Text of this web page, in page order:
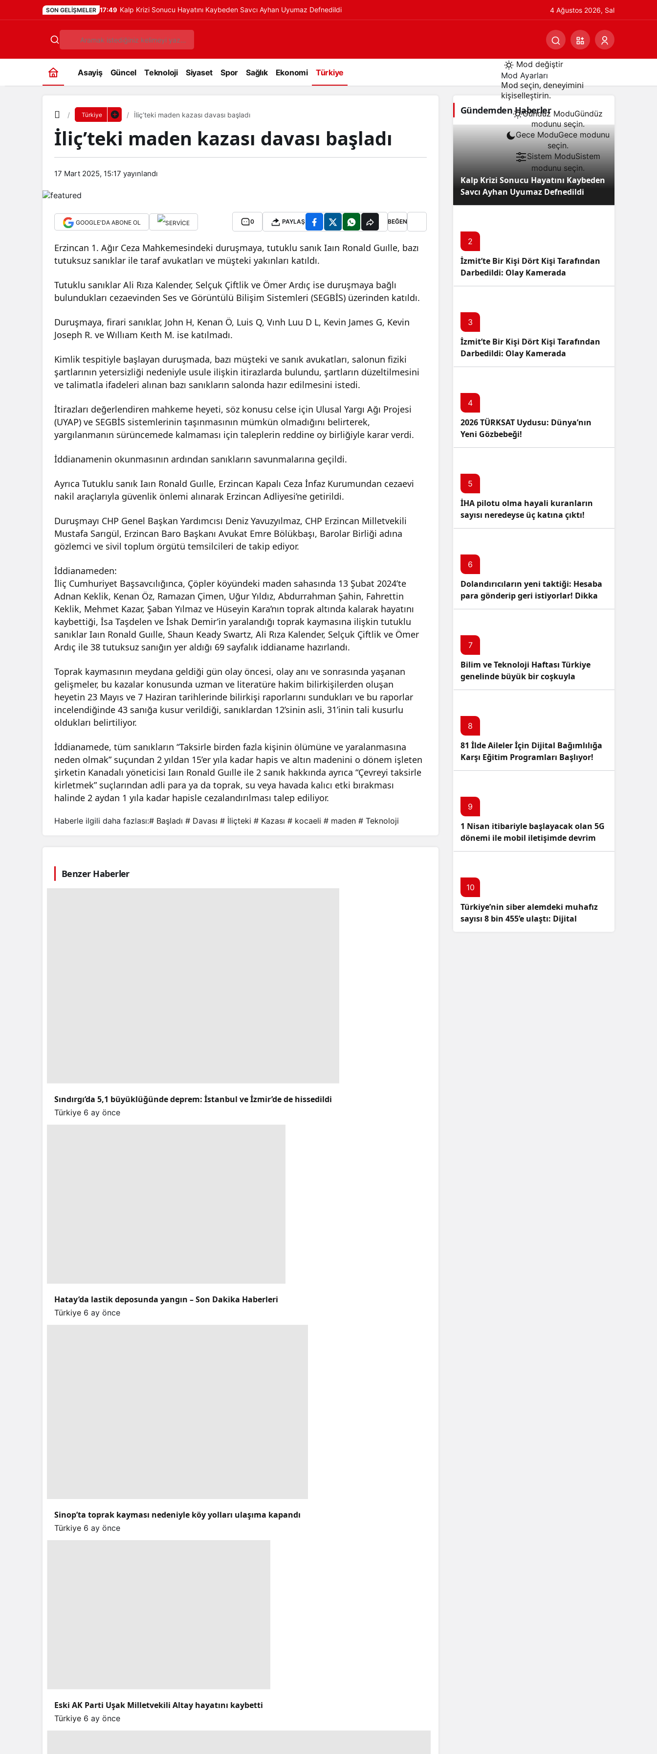
SON GELIŞMELER 17:49 Kalp Krizi Sonucu Hayatını Kaybeden Savcı Ayhan Uyumaz Defnedildi 4 Ağustos 2026, Sal
Asayiş Güncel Teknoloji Siyaset Spor Sağlık Ekonomi Türkiye
Mod değiştir
Mod Ayarları
Mod seçin, deneyimini
kişiselleştirin.
Gündüz ModuGündüz
modunu seçin.
Gece ModuGece modunu
seçin.
Sistem ModuSistem
modunu seçin.
Türkiye İliç’teki maden kazası davası başladı
İliç’teki maden kazası davası başladı
17 Mart 2025, 15:17 yayınlandı
GOOGLE'DA ABONE OL 0 PAYLAŞ BEĞEN
Erzincan 1. Ağır Ceza Mahkemesindeki duruşmaya, tutuklu sanık Iaın Ronald Guılle, bazı
tutuksuz sanıklar ile taraf avukatları ve müşteki yakınları katıldı.
Tutuklu sanıklar Ali Rıza Kalender, Selçuk Çiftlik ve Ömer Ardıç ise duruşmaya bağlı
bulundukları cezaevinden Ses ve Görüntülü Bilişim Sistemleri (SEGBİS) üzerinden katıldı.
Duruşmaya, firari sanıklar, John H, Kenan Ö, Luis Q, Vınh Luu D L, Kevin James G, Kevin
Joseph R. ve Wıllıam Keıth M. ise katılmadı.
Kimlik tespitiyle başlayan duruşmada, bazı müşteki ve sanık avukatları, salonun fiziki
şartlarının yetersizliği nedeniyle usule ilişkin itirazlarda bulundu, şartların düzeltilmesini
ve talimatla ifadeleri alınan bazı sanıkların salonda hazır edilmesini istedi.
İtirazları değerlendiren mahkeme heyeti, söz konusu celse için Ulusal Yargı Ağı Projesi
(UYAP) ve SEGBİS sistemlerinin taşınmasının mümkün olmadığını belirterek,
yargılanmanın sürüncemede kalmaması için taleplerin reddine oy birliğiyle karar verdi.
İddianamenin okunmasının ardından sanıkların savunmalarına geçildi.
Ayrıca Tutuklu sanık Iaın Ronald Guılle, Erzincan Kapalı Ceza İnfaz Kurumundan cezaevi
nakil araçlarıyla güvenlik önlemi alınarak Erzincan Adliyesi’ne getirildi.
Duruşmayı CHP Genel Başkan Yardımcısı Deniz Yavuzyılmaz, CHP Erzincan Milletvekili
Mustafa Sarıgül, Erzincan Baro Başkanı Avukat Emre Bölükbaşı, Barolar Birliği adına
gözlemci ve sivil toplum örgütü temsilcileri de takip ediyor.
İddianameden:
İliç Cumhuriyet Başsavcılığınca, Çöpler köyündeki maden sahasında 13 Şubat 2024’te
Adnan Keklik, Kenan Öz, Ramazan Çimen, Uğur Yıldız, Abdurrahman Şahin, Fahrettin
Keklik, Mehmet Kazar, Şaban Yılmaz ve Hüseyin Kara’nın toprak altında kalarak hayatını
kaybettiği, İsa Taşdelen ve İshak Demir’in yaralandığı toprak kaymasına ilişkin tutuklu
sanıklar Iaın Ronald Guılle, Shaun Keady Swartz, Ali Rıza Kalender, Selçuk Çiftlik ve Ömer
Ardıç ile 38 tutuksuz sanığın yer aldığı 69 sayfalık iddianame hazırlandı.
Toprak kaymasının meydana geldiği gün olay öncesi, olay anı ve sonrasında yaşanan
gelişmeler, bu kazalar konusunda uzman ve literatüre hakim bilirkişilerden oluşan
heyetin 23 Mayıs ve 7 Haziran tarihlerinde bilirkişi raporlarını sundukları ve bu raporlar
incelendiğinde 43 sanığa kusur verildiği, sanıklardan 12’sinin asli, 31’inin tali kusurlu
oldukları belirtiliyor.
İddianamede, tüm sanıkların “Taksirle birden fazla kişinin ölümüne ve yaralanmasına
neden olmak” suçundan 2 yıldan 15’er yıla kadar hapis ve altın madenini o dönem işleten
şirketin Kanadalı yöneticisi Iaın Ronald Guılle ile 2 sanık hakkında ayrıca “Çevreyi taksirle
kirletmek” suçlarından adli para ya da toprak, su veya havada kalıcı etki bırakması
halinde 2 aydan 1 yıla kadar hapisle cezalandırılması talep ediliyor.
Haberle ilgili daha fazlası:# Başladı # Davası # İliçteki # Kazası # kocaeli # maden # Teknoloji
Benzer Haberler
Sındırgı’da 5,1 büyüklüğünde deprem: İstanbul ve İzmir’de de hissedildi
Türkiye 6 ay önce
Hatay’da lastik deposunda yangın – Son Dakika Haberleri
Türkiye 6 ay önce
Sinop’ta toprak kayması nedeniyle köy yolları ulaşıma kapandı
Türkiye 6 ay önce
Eski AK Parti Uşak Milletvekili Altay hayatını kaybetti
Türkiye 6 ay önce
Gündemden Haberler
Kalp Krizi Sonucu Hayatını Kaybeden
Savcı Ayhan Uyumaz Defnedildi
2
İzmit’te Bir Kişi Dört Kişi Tarafından
Darbedildi: Olay Kamerada
3
İzmit’te Bir Kişi Dört Kişi Tarafından
Darbedildi: Olay Kamerada
4
2026 TÜRKSAT Uydusu: Dünya’nın
Yeni Gözbebeği!
5
İHA pilotu olma hayali kuranların
sayısı neredeyse üç katına çıktı!
6
Dolandırıcıların yeni taktiği: Hesaba
para gönderip geri istiyorlar! Dikkat
Edin!
7
Bilim ve Teknoloji Haftası Türkiye
genelinde büyük bir coşkuyla
kutlandı: İşte Etkinlikler ve
8
81 İlde Aileler İçin Dijital Bağımlılığa
Karşı Eğitim Programları Başlıyor!
9
1 Nisan itibariyle başlayacak olan 5G
dönemi ile mobil iletişimde devrim
başlıyor!
10
Türkiye’nin siber alemdeki muhafız
sayısı 8 bin 455’e ulaştı: Dijital